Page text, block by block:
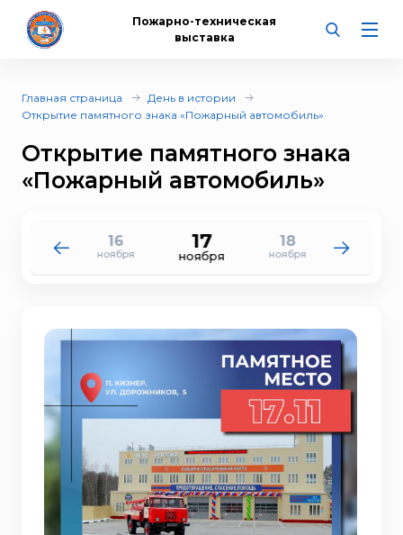
Пожарно-техническая
выставка
Главная страница
День в истории
Открытие памятного знака «Пожарный автомобиль»
Открытие памятного знака
«Пожарный автомобиль»
16
ноября
17
ноября
18
ноября